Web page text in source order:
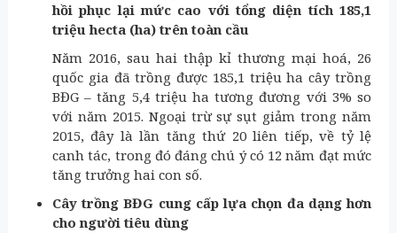
hồi phục lại mức cao với tổng diện tích 185,1
triệu hecta (ha) trên toàn cầu
Năm 2016, sau hai thập kỉ thương mại hoá, 26
quốc gia đã trồng được 185,1 triệu ha cây trồng
BĐG – tăng 5,4 triệu ha tương đương với 3% so
với năm 2015. Ngoại trừ sự sụt giảm trong năm
2015, đây là lần tăng thứ 20 liên tiếp, về tỷ lệ
canh tác, trong đó đáng chú ý có 12 năm đạt mức
tăng trưởng hai con số.
Cây trồng BĐG cung cấp lựa chọn đa dạng hơn
cho người tiêu dùng